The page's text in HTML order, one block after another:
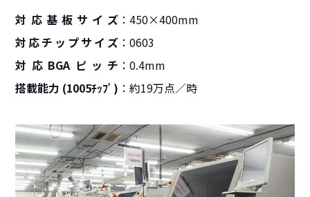
対応基板サイズ
450×400mm
対応チップサイズ
0603
対応BGAピッチ
0.4mm
搭載能力 (1005ﾁｯﾌﾟ)
約19万点／時